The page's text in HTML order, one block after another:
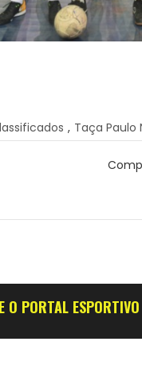
, Taça Paulo
O PORTAL ESPORTIVO